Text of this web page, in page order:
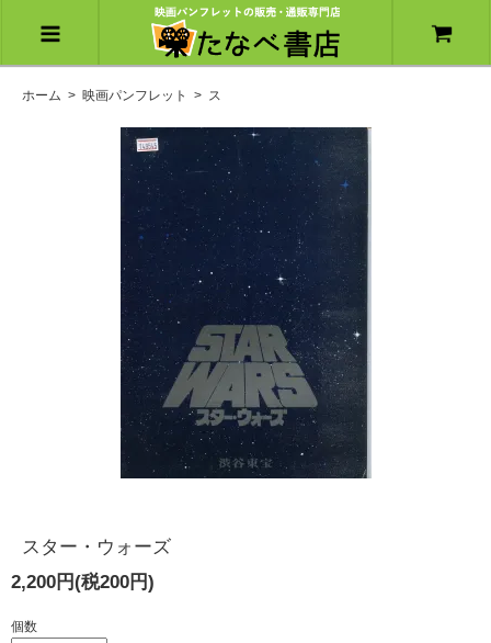
ホーム > 映画パンフレット > ス
スター・ウォーズ
2,200円(税200円)
個数